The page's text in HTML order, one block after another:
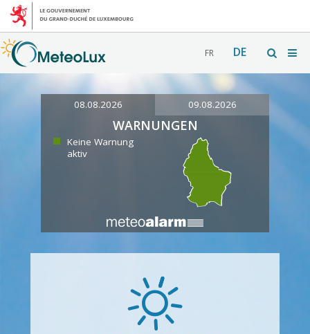
FR DE
08.08.2026 09.08.2026
WARNUNGEN
Keine Warnung
aktiv